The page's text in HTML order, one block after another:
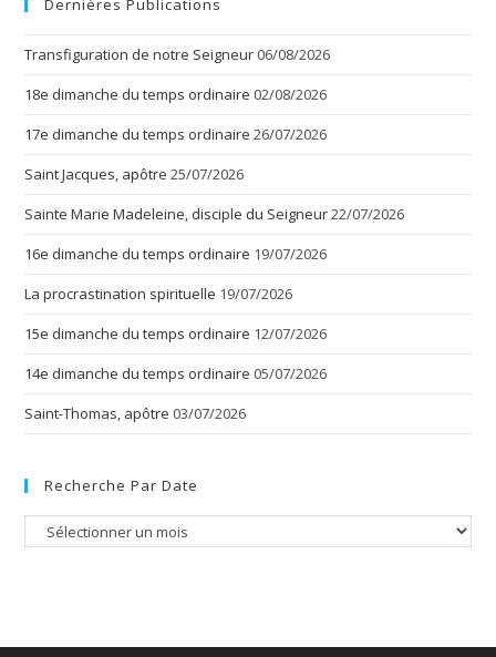
Dernières Publications
Transfiguration de notre Seigneur 06/08/2026
18e dimanche du temps ordinaire 02/08/2026
17e dimanche du temps ordinaire 26/07/2026
Saint Jacques, apôtre 25/07/2026
Sainte Marie Madeleine, disciple du Seigneur22/07/2026
16e dimanche du temps ordinaire 19/07/2026
La procrastination spirituelle 19/07/2026
15e dimanche du temps ordinaire 12/07/2026
14e dimanche du temps ordinaire 05/07/2026
Saint-Thomas, apôtre 03/07/2026
Recherche Par Date
Recherche